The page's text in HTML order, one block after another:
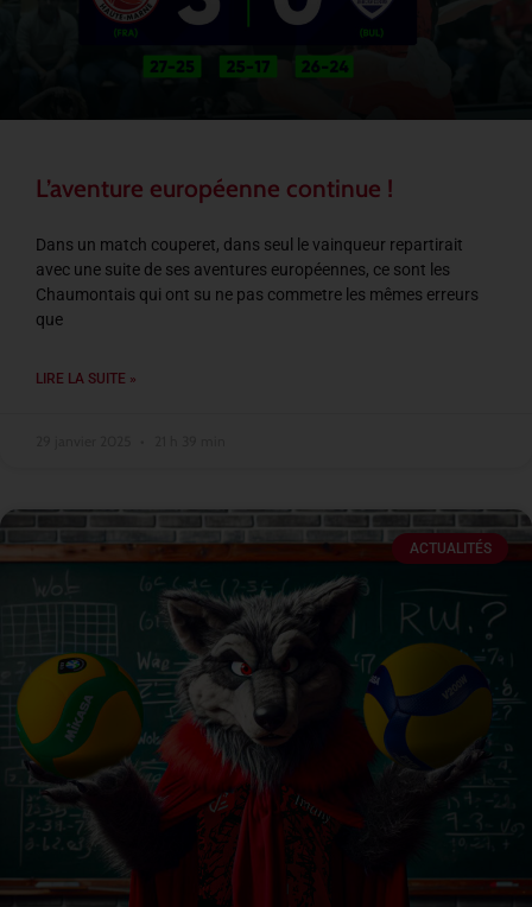
L’aventure européenne continue !
Dans un match couperet, dans seul le vainqueur repartirait
avec une suite de ses aventures européennes, ce sont les
Chaumontais qui ont su ne pas commetre les mêmes erreurs
que
LIRE LA SUITE »
ACTUALITÉS